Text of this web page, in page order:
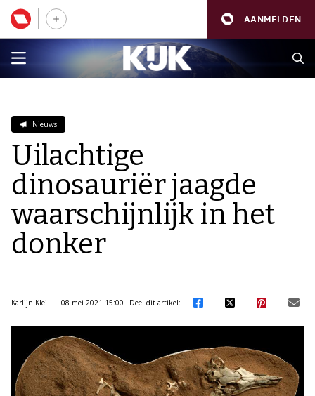
AANMELDEN
Nieuws
Uilachtige
dinosauriër jaagde
waarschijnlijk in het
donker
Karlijn Klei 08 mei 2021 15:00 Deel dit artikel: